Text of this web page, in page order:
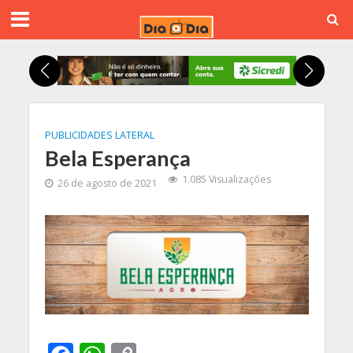
PUBLICIDADES LATERAL
Bela Esperança
26 de agosto de 2021 1.085 Visualizações